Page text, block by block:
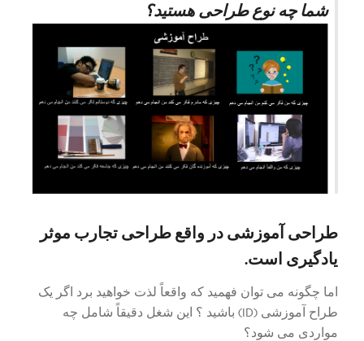
شما چه نوع طراحی هستید؟
طراحی آموزشی در واقع طراحی تجارب موثر
یادگیری است.
اما چگونه می توان فهمید که واقعاً لذت خواهید برد اگر یک
طراح آموزشی (ID) باشید ؟ این شغل دقیقاً شامل چه
مواردی می شود؟